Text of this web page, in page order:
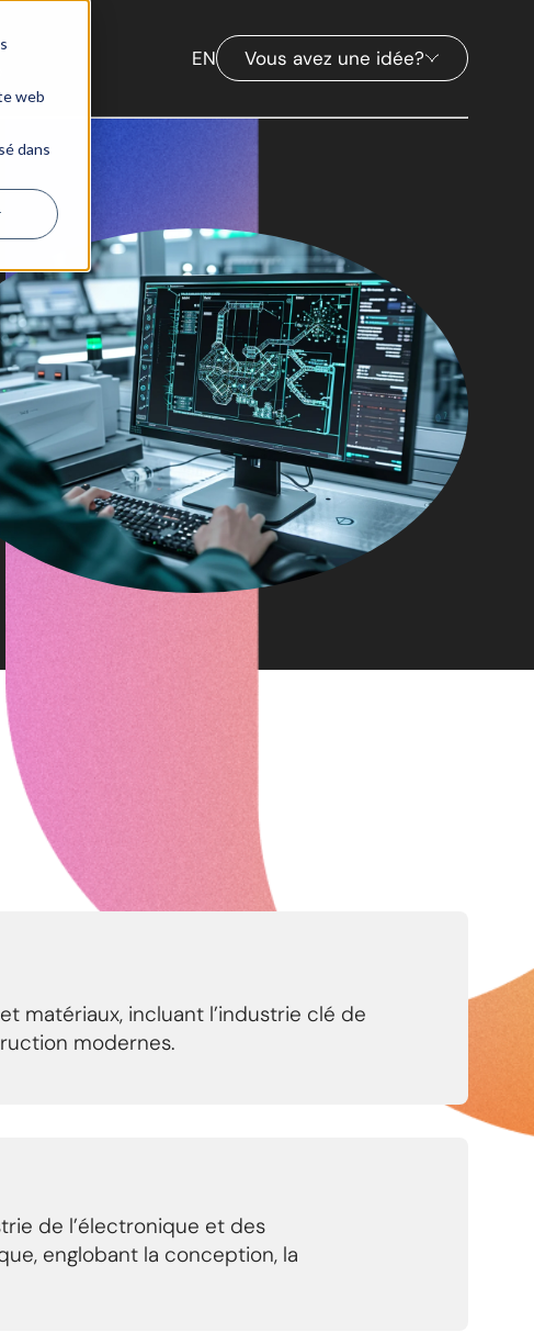
web
dans
EN Vous avez une idée?
matériaux, incluant l’industrie clé de
modernes.
de l’électronique et des
englobant la conception, la